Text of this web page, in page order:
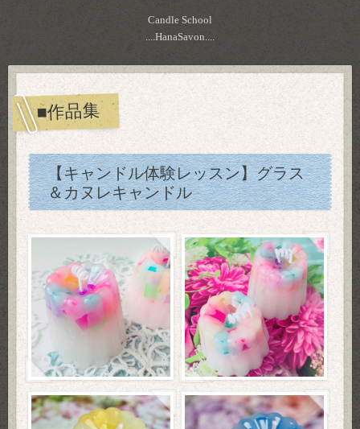
Candle School
....HanaSavon....
■作品集
【キャンドル体験レッスン】グラス
＆カヌレキャンドル